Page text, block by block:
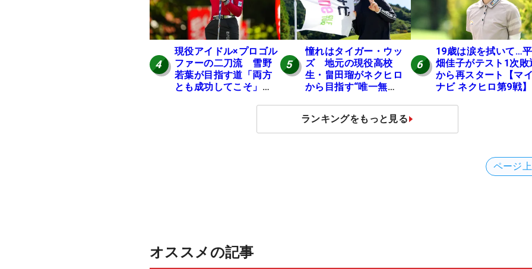
4
現役アイドル×プロゴル
ファーの二刀流 雪野
若葉が目指す道「両方
とも成功してこそ」
5
憧れはタイガー・ウッ
ズ 地元の現役高校
生・畠田瑠がネクヒロ
から目指す“唯一無
6
19歳は涙を拭いて…平
畑佳子がテスト1次敗
から再スタート【マ
ナビ ネクヒロ第9戦】
ランキングをもっと見る
ページ
オススメの記事